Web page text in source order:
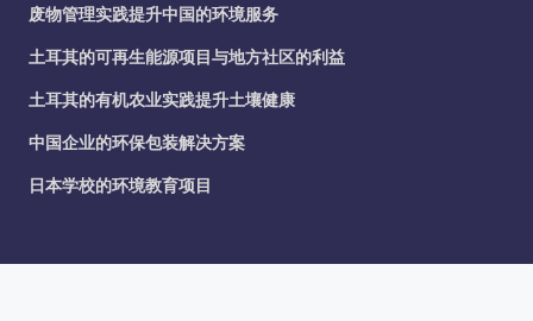
废物管理实践提升中国的环境服务
土耳其的可再生能源项目与地方社区的利益
土耳其的有机农业实践提升土壤健康
中国企业的环保包装解决方案
日本学校的环境教育项目